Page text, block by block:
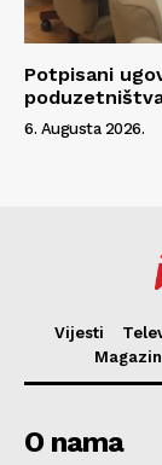
Potpisani
6. Augusta 2026.
Vijesti
Magazin
O nama